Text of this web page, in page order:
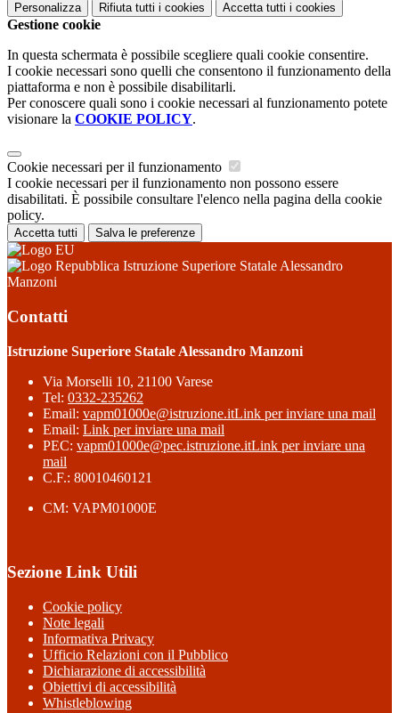
Personalizza Rifiuta tutti i cookies Accetta tutti i cookies
Gestione cookie
In questa schermata è possibile scegliere quali cookie consentire.
I cookie necessari sono quelli che consentono il funzionamento della
piattaforma e non è possibile disabilitarli.
Per conoscere quali sono i cookie necessari al funzionamento potete
visionare la COOKIE POLICY.
Cookie necessari per il funzionamento
I cookie necessari per il funzionamento non possono essere
disabilitati. È possibile consultare l'elenco nella pagina della cookie
policy.
Accetta tutti Salva le preferenze
Istruzione Superiore Statale Alessandro
Manzoni
Contatti
Istruzione Superiore Statale Alessandro Manzoni
Via Morselli 10, 21100 Varese
Tel: 0332-235262
Email: vapm01000e@istruzione.itLink per inviare una mail
Email: Link per inviare una mail
PEC: vapm01000e@pec.istruzione.itLink per inviare una
mail
C.F.: 80010460121
CM: VAPM01000E
Sezione Link Utili
Cookie policy
Note legali
Informativa Privacy
Ufficio Relazioni con il Pubblico
Dichiarazione di accessibilità
Obiettivi di accessibilità
Whistleblowing